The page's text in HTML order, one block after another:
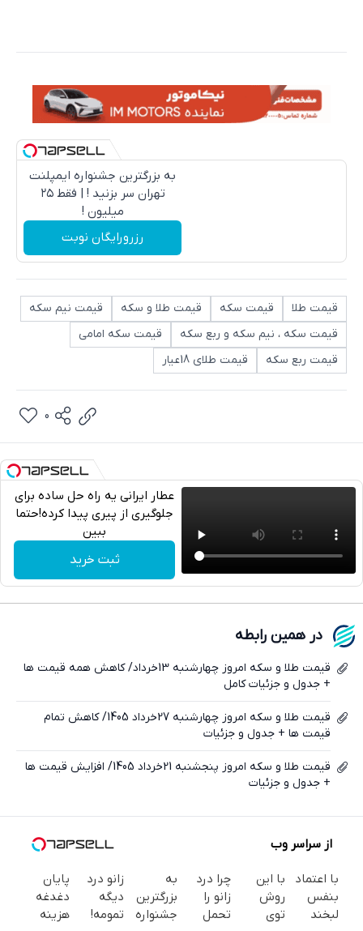
به بزرگترین جشنواره ایمپلنت
تهران سر بزنید ! | فقط ۲۵
میلیون !
رزرورایگان نوبت
قیمت طلا قیمت سکه قیمت طلا و سکه
قیمت نیم سکه
قیمت سکه ، نیم سکه و ربع سکه
قیمت سکه امامی
قیمت ربع سکه
قیمت طلای 18عیار
واتساپ
0
عطار ایرانی یه راه حل ساده برای
جلوگیری از پیری پیدا کرده!حتما
ببین
ثبت خرید
در همین رابطه
قیمت طلا و سکه امروز چهارشنبه 13خرداد/ کاهش همه قیمت ها
+ جدول و جزئیات کامل
قیمت طلا و سکه امروز چهارشنبه 27خرداد 1405/ کاهش تمام
قیمت ها + جدول و جزئیات
قیمت طلا و سکه امروز پنجشنبه 21خرداد 1405/ افزایش قیمت ها
+ جدول و جزئیات
از سراسر وب
با اعتماد
بنفس
لبخند
با این
روش
توی
چرا درد
زانو را
تحمل
به
بزرگترین
جشنواره
زانو درد
دیگه
تمومه!
پایان
دغدغه
هزینه